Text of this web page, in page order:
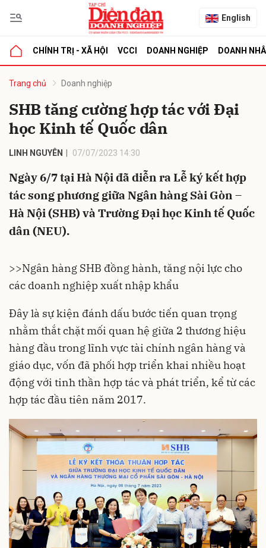
English
CHÍNH TRỊ - XÃ HỘI VCCI DOANH NGHIỆP DOANH
Trang chủ Doanh nghiệp
SHB tăng cường hợp tác với Đại
học Kinh tế Quốc dân
LINH NGUYÊN 07/07/2023 14:30
Ngày 6/7 tại Hà Nội đã diễn ra Lễ ký kết hợp
tác song phương giữa Ngân hàng Sài Gòn –
Hà Nội (SHB) và Trường Đại học Kinh tế Quốc
dân (NEU).
>>Ngân hàng SHB đồng hành, tăng nội lực cho
các doanh nghiệp xuất nhập khẩu
Đây là sự kiện đánh dấu bước tiến quan trọng
nhằm thắt chặt mối quan hệ giữa 2 thương hiệu
hàng đầu trong lĩnh vực tài chính ngân hàng và
giáo dục, vốn đã phối hợp triển khai nhiều hoạt
động với tinh thần hợp tác và phát triển, kể từ các
hợp tác đầu tiên năm 2017.
luận
Hủy